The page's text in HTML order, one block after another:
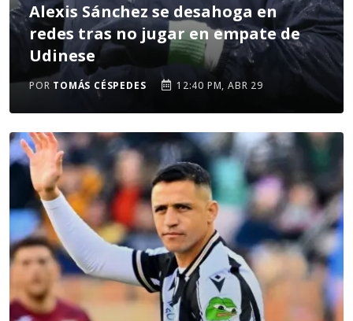
Alexis Sánchez se desahoga en
redes tras no jugar en empate de
Udinese
POR TOMÁS CÉSPEDES 12:40 PM, ABR 29